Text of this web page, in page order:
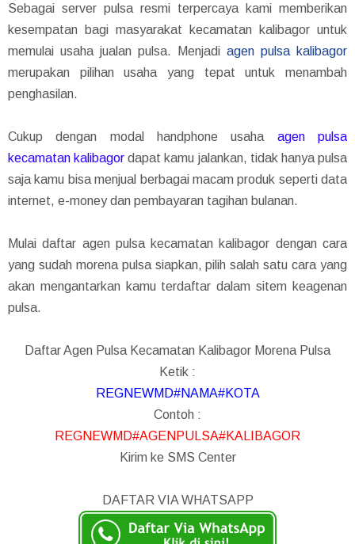
Sebagai server pulsa resmi terpercaya kami memberikan
kesempatan bagi masyarakat kecamatan kalibagor untuk
memulai usaha jualan pulsa. Menjadi agen pulsa kalibagor
merupakan pilihan usaha yang tepat untuk menambah
penghasilan.
Cukup dengan modal handphone usaha agen pulsa
kecamatan kalibagor dapat kamu jalankan, tidak hanya pulsa
saja kamu bisa menjual berbagai macam produk seperti data
internet, e-money dan pembayaran tagihan bulanan.
Mulai daftar agen pulsa kecamatan kalibagor dengan cara
yang sudah morena pulsa siapkan, pilih salah satu cara yang
akan mengantarkan kamu terdaftar dalam sitem keagenan
pulsa.
Daftar Agen Pulsa Kecamatan Kalibagor Morena Pulsa
Ketik :
REGNEWMD#NAMA#KOTA
Contoh :
REGNEWMD#AGENPULSA#KALIBAGOR
Kirim ke SMS Center
DAFTAR VIA WHATSAPP